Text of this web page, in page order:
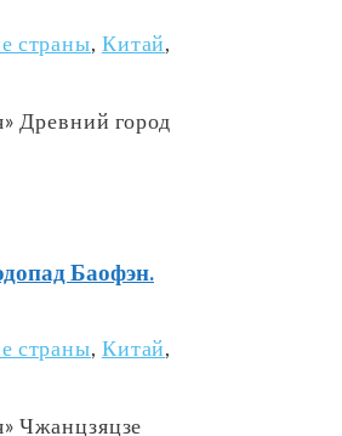
страны, Китай,
Древний город
Баофэн.
страны, Китай,
Чжанцзяцзе